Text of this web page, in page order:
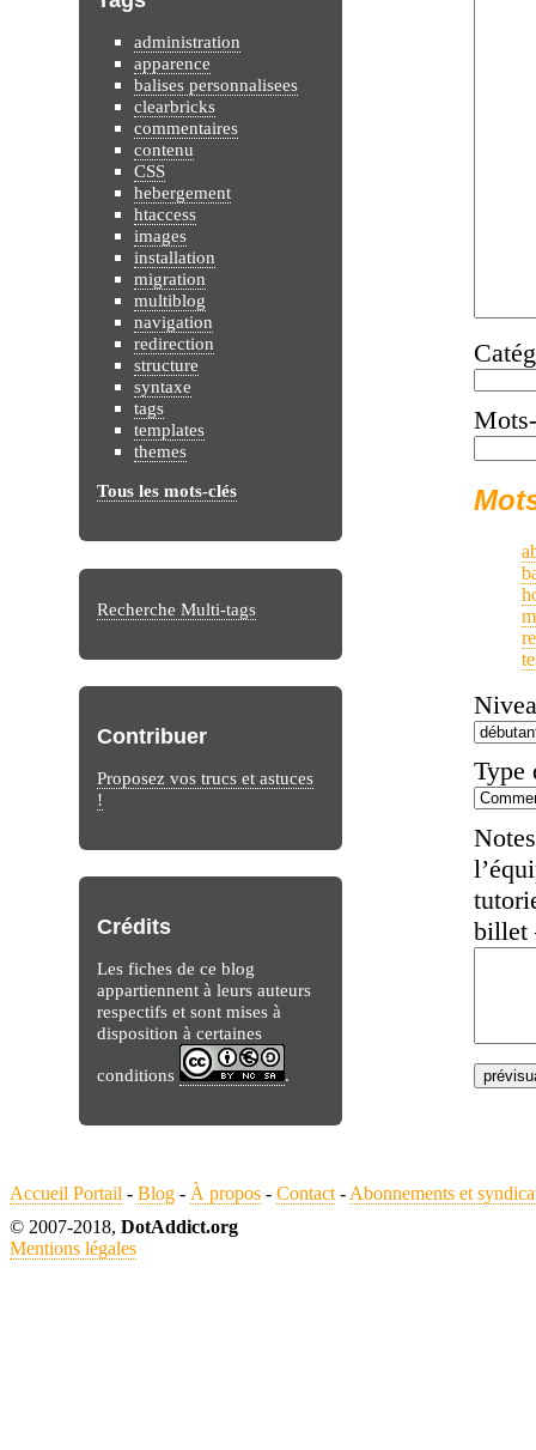
Type
administration
apparence
balises personnalisees
clearbricks
commentaires
contenu
CSS
hebergement
htaccess
images
installation
migration
multiblog
navigation
redirection
structure
syntaxe
tags
templates
themes
Tous les mots-clés
Recherche Multi-tags
Contribuer
Proposez vos trucs et astuces
!
Crédits
Les fiches de ce blog
appartiennent à leurs auteurs
respectifs et sont mises à
disposition à certaines
conditions .
Accueil Portail - Blog - À propos - Contact - Abonnements et
© 2007-2018, DotAddict.org
Mentions légales